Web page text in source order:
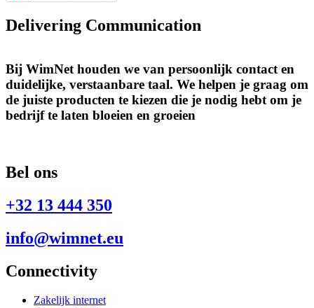
Delivering Communication
Bij WimNet houden we van persoonlijk contact en
duidelijke, verstaanbare taal. We helpen je graag om
de juiste producten te kiezen die je nodig hebt om je
bedrijf te laten bloeien en groeien
Bel ons
+32 13 444 350
info@wimnet.eu
Connectivity
Zakelijk internet